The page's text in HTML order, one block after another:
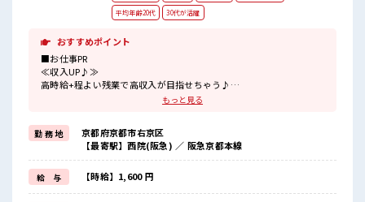
平均年齢20代
30代が活躍
おすすめポイント
■お仕事PR
≪収入UP♪≫
高時給+程よい残業で高収入が目指せちゃう♪
≪ヘアカラーOKで自由な雰囲気の職場≫
(規定有)≪機能的な制服アリ≫
制服があるので毎日の服装の悩み解消♪
≪無料駐車場あり≫
マイカー通勤もOK！
≪食堂あり≫
カフェテリア形式になっていておしゃれでメニューも豊富★
もっと見る
勤 務 地
京都府京都市右京区
【最寄駅】西院(阪急) ／ 阪急京都本線
給 与 【時給】1,600 円